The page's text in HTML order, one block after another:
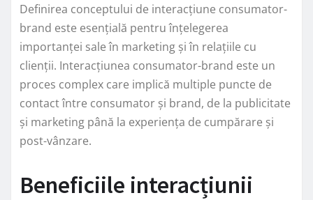
Definirea conceptului de interacțiune consumator-
brand este esențială pentru înțelegerea
importanței sale în marketing și în relațiile cu
clienții. Interacțiunea consumator-brand este un
proces complex care implică multiple puncte de
contact între consumator și brand, de la publicitate
și marketing până la experiența de cumpărare și
post-vânzare.
Beneficiile interacțiunii